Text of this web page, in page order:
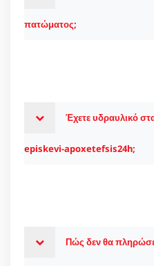
πατώματος;
Έχετε υδραυλικό
episkevi-apoxetefsis24h;
Πώς δεν θα